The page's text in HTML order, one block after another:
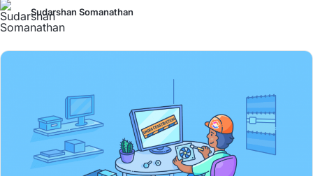
Sudarshan Somanathan